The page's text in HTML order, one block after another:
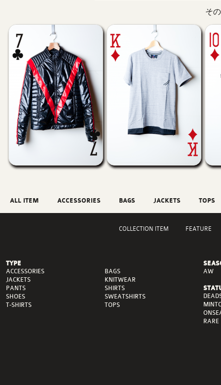
そ
ALL ITEM ACCESSORIES BAGS JACKETS TOPS
COLLECTION ITEM FEATURE
TYPE
ACCESSORIES
BAGS
JACKETS
KNITWEAR
PANTS
SHIRTS
SHOES
SWEATSHIRTS
T-SHIRTS
TOPS
AW
RARE